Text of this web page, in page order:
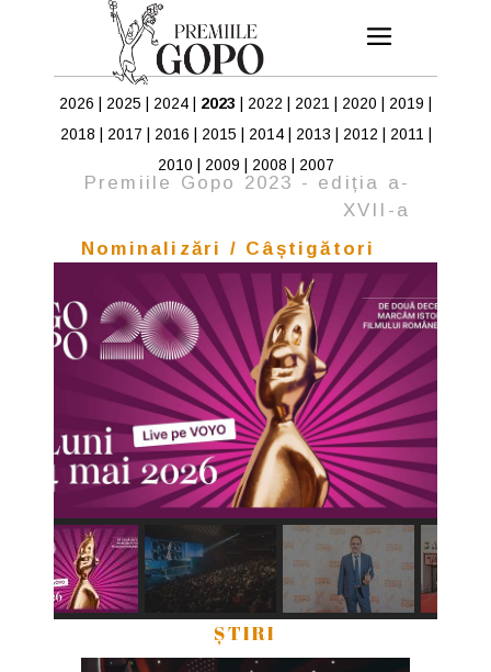
2026 2025 2024 2023 2022 2021 2020 2019
2018
2017 2016 2015 2014| 2013 2012 2011
2010
2009 2008 2007
Premiile Gopo 2023 - ediția a-
XVII-a
Nominalizări / Câștigători
ȘTIRI